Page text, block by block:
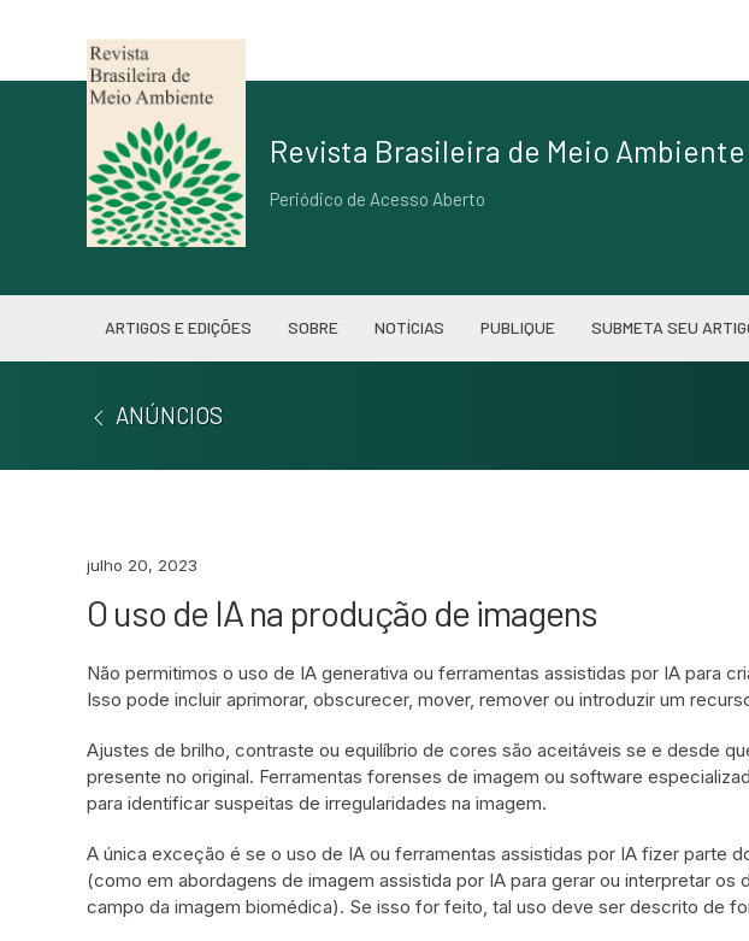
Revista Brasileira de Meio Ambiente
Periódico de Acesso Aberto
ARTIGOS E EDIÇÕES SOBRE NOTÍCIAS PUBLIQUE SUBMETA SEU
ANÚNCIOS
julho 20, 2023
O uso de IA na produção de imagens
Não permitimos o uso de IA generativa ou ferramentas assistidas por IA para
Isso pode incluir aprimorar, obscurecer, mover, remover ou introduzir um
Ajustes de brilho, contraste ou equilíbrio de cores são aceitáveis se e desde
presente no original. Ferramentas forenses de imagem ou software
para identificar suspeitas de irregularidades na imagem.
A única exceção é se o uso de IA ou ferramentas assistidas por IA fizer parte
(como em abordagens de imagem assistida por IA para gerar ou interpretar
campo da imagem biomédica). Se isso for feito, tal uso deve ser descrito de